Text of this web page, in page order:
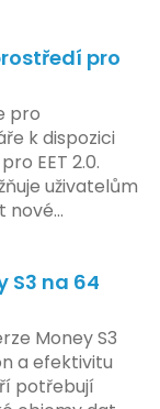
která by
zákonné
údajů.
na
ohledně
uživatelů.
spotřebitelů,
zemí jsou
celého
Vedení
o
pro
pro
k dispozici
EET 2.0.
uživatelům
nové
Uživatelé
se seznámit s
připravit
zavedení
S3 na 64
Money S3
a efektivitu
potřebují